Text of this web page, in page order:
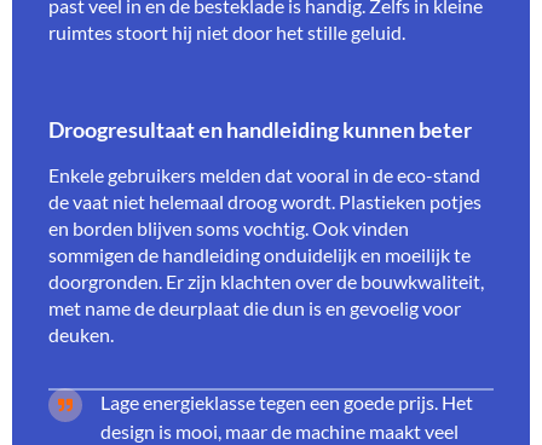
past veel in en de besteklade is handig. Zelfs in kleine
ruimtes stoort hij niet door het stille geluid.
Droogresultaat en handleiding kunnen beter
Enkele gebruikers melden dat vooral in de eco-stand
de vaat niet helemaal droog wordt. Plastieken potjes
en borden blijven soms vochtig. Ook vinden
sommigen de handleiding onduidelijk en moeilijk te
doorgronden. Er zijn klachten over de bouwkwaliteit,
met name de deurplaat die dun is en gevoelig voor
deuken.
Lage energieklasse tegen een goede prijs. Het
design is mooi, maar de machine maakt veel